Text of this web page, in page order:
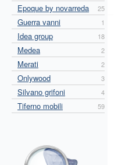
Epoque by novarreda 25
Guerra vanni 1
Idea group 18
Medea 2
Merati 2
Onlywood 3
Silvano grifoni 4
Tiferno mobili 59